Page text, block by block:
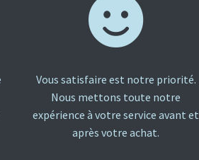
Vous satisfaire est notre priorité.
Nous mettons toute notre
expérience à votre service avant et
après votre achat.